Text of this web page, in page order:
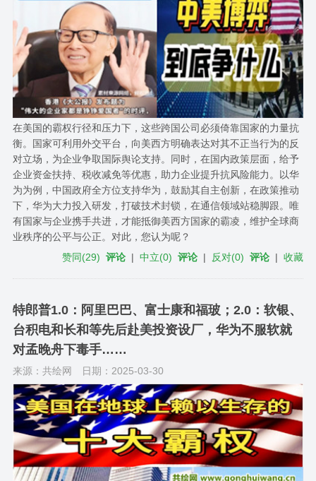
在美国的霸权行径和压力下，这些跨国公司必须倚靠国家的力量抗
衡。国家可利用外交平台，向美西方明确表达对其不正当行为的反
对立场，为企业争取国际舆论支持。同时，在国内政策层面，给予
企业资金扶持、税收减免等优惠，助力企业提升抗风险能力。以华
为为例，中国政府全方位支持华为，鼓励其自主创新，在政策推动
下，华为大力投入研发，打破技术封锁，在通信领域站稳脚跟。唯
有国家与企业携手共进，才能抵御美西方国家的霸凌，维护全球商
业秩序的公平与公正。对此，您认为呢？
赞同(29) 评论 |中立(0) 评论 | 反对(0) 评论 |收藏
特郎普1.0：阿里巴巴、富士康和福玻；2.0：软银、
台积电和长和等先后赴美投资设厂，华为不服软就
对孟晚舟下毒手……
来源：共绘网 日期：2025-03-30